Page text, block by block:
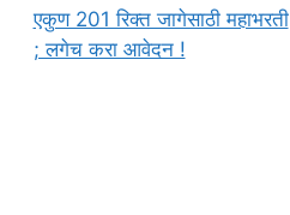
एकुण 201 रिक्त जागेसाठी महाभरती
; लगेच करा आवेदन !